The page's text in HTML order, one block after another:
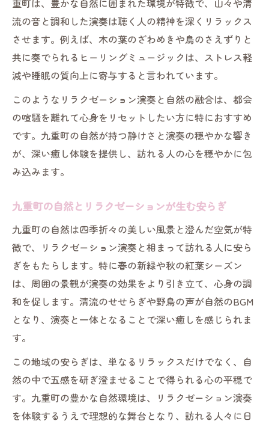
重町は、豊かな自然に囲まれた環境が特徴で、山々や清
流の音と調和した演奏は聴く人の精神を深くリラックス
させます。例えば、木の葉のざわめきや鳥のさえずりと
共に奏でられるヒーリングミュージックは、ストレス軽
減や睡眠の質向上に寄与すると言われています。
このようなリラクゼーション演奏と自然の融合は、都会
の喧騒を離れて心身をリセットしたい方に特におすすめ
です。九重町の自然が持つ静けさと演奏の穏やかな響き
が、深い癒し体験を提供し、訪れる人の心を穏やかに包
み込みます。
九重町の自然とリラクゼーションが生む安らぎ
九重町の自然は四季折々の美しい風景と澄んだ空気が特
徴で、リラクゼーション演奏と相まって訪れる人に安ら
ぎをもたらします。特に春の新緑や秋の紅葉シーズン
は、周囲の景観が演奏の効果をより引き立て、心身の調
和を促します。清流のせせらぎや野鳥の声が自然のBGM
となり、演奏と一体となることで深い癒しを感じられま
す。
この地域の安らぎは、単なるリラックスだけでなく、自
然の中で五感を研ぎ澄ませることで得られる心の平穏で
す。九重町の豊かな自然環境は、リラクゼーション演奏
を体験するうえで理想的な舞台となり、訪れる人々に日